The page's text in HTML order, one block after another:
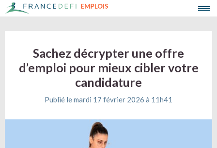
Sachez décrypter une offre
d’emploi pour mieux cibler votre
candidature
Publié le mardi 17 février 2026 à 11h41